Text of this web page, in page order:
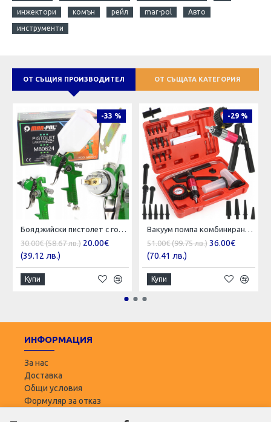
инжектори комън рейл mar-pol Авто
инструменти
ОТ СЪЩИЯ ПРОИЗВОДИТЕЛ ОТ СЪЩАТА КАТЕГОРИЯ
-33 %
Бояджийски пистолет с горно казанче Mar-pol HVLP / 1,7 мм , M80624
30.00€ (58.67 лв.) 20.00€
(39.12 лв.)
Купи
-29 %
Вакуум помпа комбинирана ( вакуум и налягане ) Mar-Pol , M57698
51.00€ (99.75 лв.) 36.00€
(70.41 лв.)
Купи
ИНФОРМАЦИЯ
За нас
Доставка
Общи условия
Формуляр за отказ